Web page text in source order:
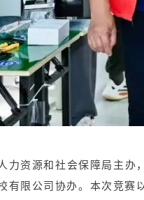
力资源和社会保障局主
有限公司协办。本次竞